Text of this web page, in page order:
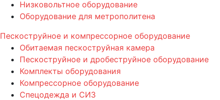
Низковольтное оборудование
Оборудование для метрополитена
Пескоструйное и компрессорное оборудование
Обитаемая пескоструйная камера
Пескоструйное и дробеструйное оборудование
Комплекты оборудования
Компрессорное оборудование
Спецодежда и СИЗ